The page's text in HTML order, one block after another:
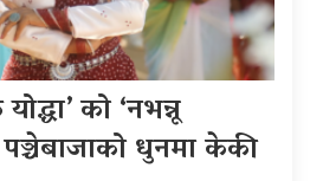
को ‘नभन्नू
धुनमा केकी